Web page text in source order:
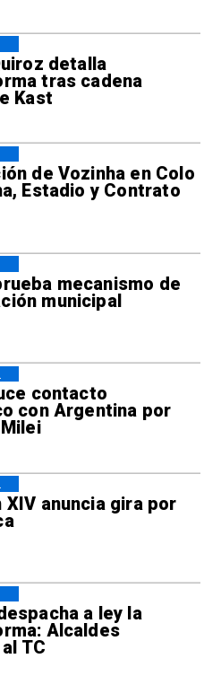
detalla
tras cadena
Kast
de Vozinha en Colo
Estadio y Contrato
mecanismo de
municipal
contacto
con Argentina por
XIV anuncia gira por
a ley la
Alcaldes
TC